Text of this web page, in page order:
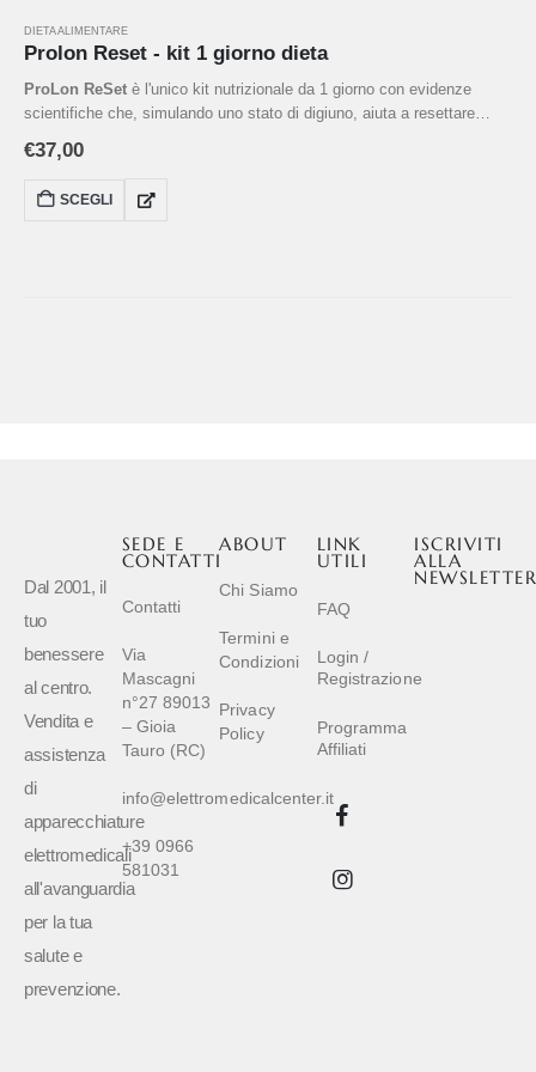
DIETA ALIMENTARE
Prolon Reset - kit 1 giorno dieta
ProLon ReSet è l'unico kit nutrizionale da 1 giorno con evidenze
scientifiche che, simulando uno stato di digiuno, aiuta a resettare
nutrizionale induce l'organismo a scomporre i grassi e a utilizzarli
come energia, simile a quando si pratica il digiuno a sola acqua.-
Benessere metabolico
€37,00
SCEGLI
Dal 2001, il
tuo
benessere
al centro.
Vendita e
assistenza
di
apparecchiature
elettromedicali
all'avanguardia
per la tua
salute e
prevenzione.
LINK
UTILI
FAQ
Login /
Registrazione
Programma
Affiliati
ABOUT
Chi Siamo
Termini e
Condizioni
Privacy
Policy
SEDE E
CONTATTI
Contatti
Via
Mascagni
n°27 89013
– Gioia
Tauro (RC)
info@elettromedicalcenter.it
+39 0966
581031
ISCRIVITI
ALLA